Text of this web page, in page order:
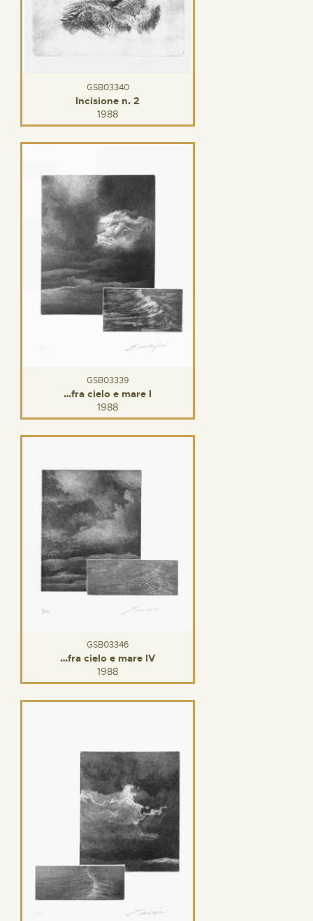
GSB03340
Incisione n. 2
1988
GSB03339
…fra cielo e mare I
1988
GSB03346
…fra cielo e mare IV
1988